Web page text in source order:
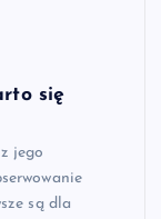
się
jego
są dla